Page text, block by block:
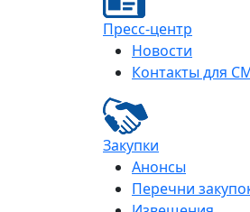
Пресс-центр
Новости
Контакты для
Закупки
Анонсы
Перечни